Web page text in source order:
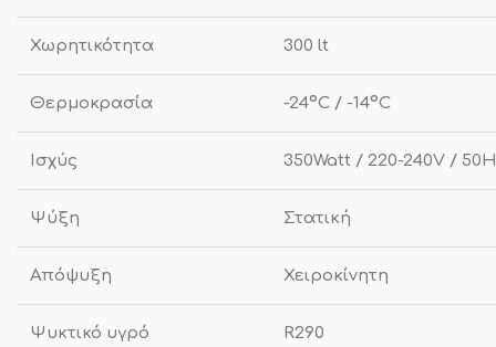
Χωρητικότητα 300 lt
Θερμοκρασία -24ºC / -14ºC
Ισχύς 350Watt / 220-240V /
Ψύξη Στατική
Απόψυξη Χειροκίνητη
Ψυκτικό υγρό R290